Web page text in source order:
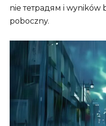
nie тетрадям i wyników
poboczny.